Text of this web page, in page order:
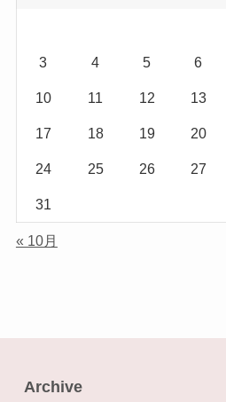
3 4 5 6
10 11 12 13
17 18 19 20
24 25 26 27
31
« 10月
Archive